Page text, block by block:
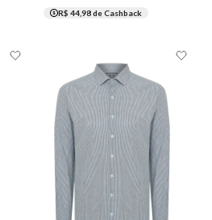
R$ 44,98de Cashback